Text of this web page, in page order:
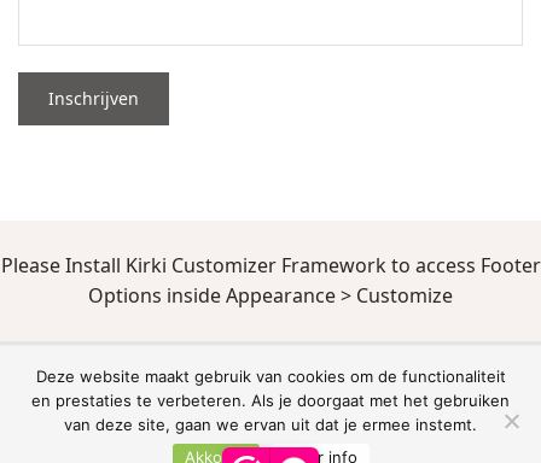
Inschrijven
Please Install Kirki Customizer Framework to access Footer
Options inside Appearance > Customize
gebaseerd op 346 reviews.
Deze website maakt gebruik van cookies om de functionaliteit
en prestaties te verbeteren. Als je doorgaat met het gebruiken
van deze site, gaan we ervan uit dat je ermee instemt.
Akkoord
Meer info